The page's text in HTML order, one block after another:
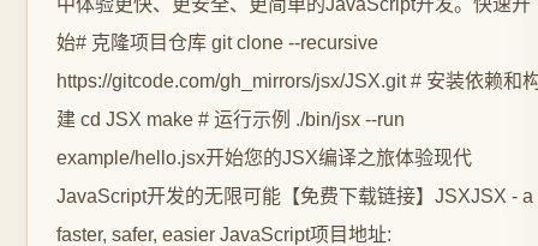
中体验更快、更安全、更简单的JavaScript开发。快速开
始# 克隆项目仓库 git clone --recursive
https://gitcode.com/gh_mirrors/jsx/JSX.git # 安装依赖和
建 cd JSX make # 运行示例 ./bin/jsx --run
example/hello.jsx开始您的JSX编译之旅体验现代
JavaScript开发的无限可能【免费下载链接】JSXJSX - a
faster, safer, easier JavaScript项目地址: